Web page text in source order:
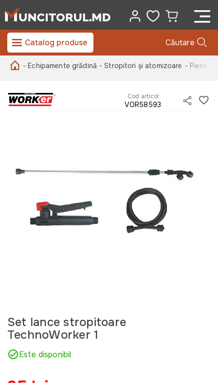
Catalog produse Căutare
- Echipamente grădină - Stropitori și atomizoare - Piese
Cod articol:
VOR58593
Set lance stropitoare
TechnoWorker 1
Este disponibil